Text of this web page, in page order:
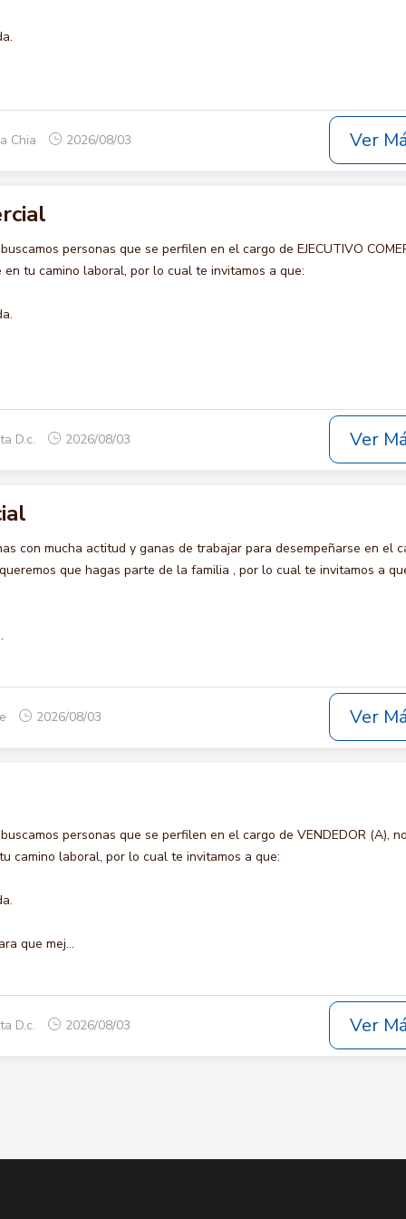
Chia 2026/08/03 Ver
personas que se perfilen en el cargo de EJECUTIVO
tu camino laboral, por lo cual te invitamos a que:
D.c. 2026/08/03 Ver
con mucha actitud y ganas de trabajar para desempeñarse en el
queremos que hagas parte de la familia , por lo cual te invitamos a
2026/08/03 Ver
personas que se perfilen en el cargo de VENDEDOR (A),
camino laboral, por lo cual te invitamos a que:
que mej...
D.c. 2026/08/03 Ver